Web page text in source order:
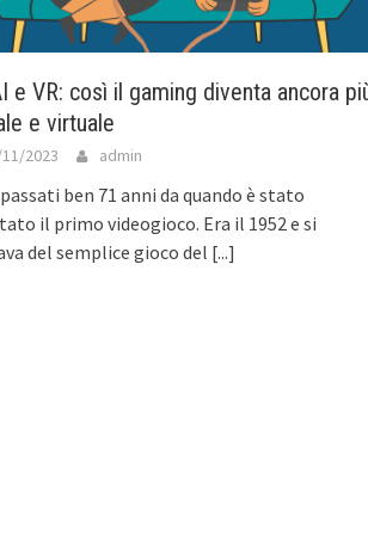
e VR: così il gaming diventa ancora
e virtuale
2023 admin
ben 71 anni da quando è stato
il primo videogioco. Era il 1952 e si
del semplice gioco del [...]